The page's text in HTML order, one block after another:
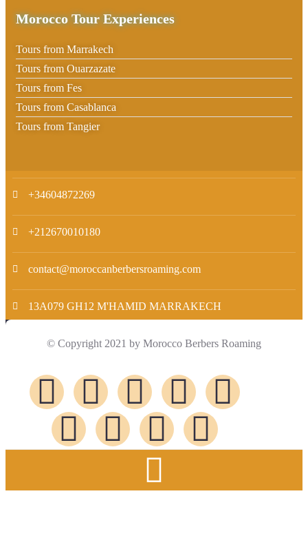
Morocco Tour Experiences
Tours from Marrakech
Tours from Ouarzazate
Tours from Fes
Tours from Casablanca
Tours from Tangier
+34604872269
+212670010180
contact@moroccanberbersroaming.com
13A079 GH12 M'HAMID MARRAKECH
© Copyright 2021 by Morocco Berbers Roaming